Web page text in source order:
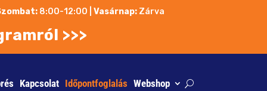
8:00-12:00 Vasárnap:Zárva
>>>
Kapcsolat Időpontfoglalás Webshop